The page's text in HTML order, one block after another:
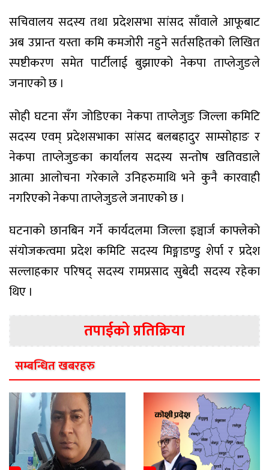
सचिवालय सदस्य तथा प्रदेशसभा सांसद साँवाले आफूबाट
अब उप्रान्त यस्ता कमि कमजोरी नहुने सर्तसहितको लिखित
स्पष्टीकरण समेत पार्टीलाई बुझाएको नेकपा ताप्लेजुङले
जनाएको छ ।
सोही घटना सँग जोडिएका नेकपा ताप्लेजुङ जिल्ला कमिटि
सदस्य एवम् प्रदेशसभाका सांसद बलबहादुर साम्सोहाङ र
नेकपा ताप्लेजुङका कार्यालय सदस्य सन्तोष खतिवडाले
आत्मा आलोचना गरेकाले उनिहरुमाथि भने कुनै कारवाही
नगरिएको नेकपा ताप्लेजुङले जनाएको छ ।
घटनाको छानबिन गर्ने कार्यदलमा जिल्ला इञ्चार्ज काफ्लेको
संयोजकत्वमा प्रदेश कमिटि सदस्य मिङ्माडण्डु शेर्पा र प्रदेश
सल्लाहकार परिषद् सदस्य रामप्रसाद सुबेदी सदस्य रहेका
थिए ।
तपाईको प्रतिक्रिया
सम्बन्धित खबरहरु